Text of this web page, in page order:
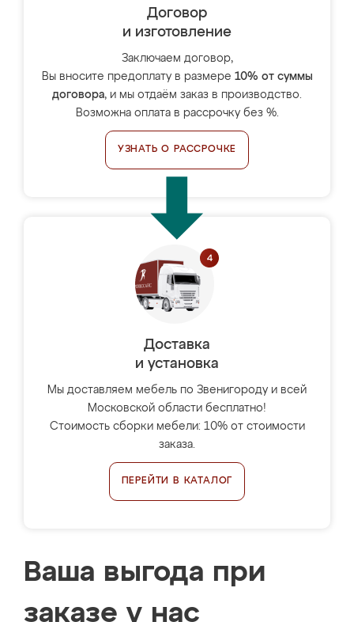
Договор
и изготовление
Заключаем договор,
Вы вносите предоплату в размере 10% от суммы
договора, и мы отдаём заказ в производство.
Возможна оплата в рассрочку без %.
УЗНАТЬ О РАССРОЧКЕ
Доставка
и установка
Мы доставляем мебель по Звенигороду и всей
Московской области бесплатно!
Стоимость сборки мебели: 10% от стоимости
заказа.
ПЕРЕЙТИ В КАТАЛОГ
Ваша выгода при
заказе у нас